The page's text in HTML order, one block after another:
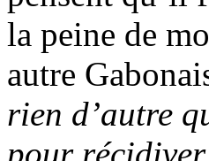
la peine de
autre
rien d’autre
pour récidiver